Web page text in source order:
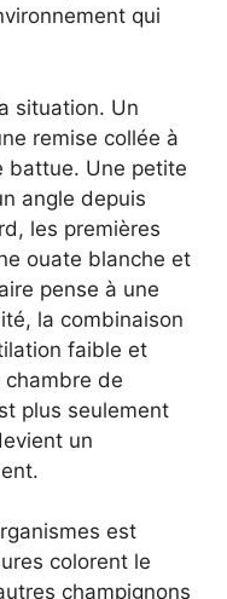
qui
situation. Un
remise collée à
battue. Une petite
angle depuis
les premières
ouate blanche et
pense à une
la combinaison
faible et
chambre de
plus seulement
un
est
colorent le
champignons